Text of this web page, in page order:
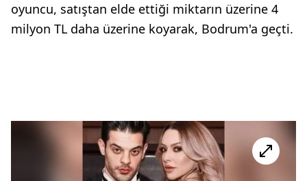
oyuncu, satıştan elde ettiği miktarın üzerine 4
milyon TL daha üzerine koyarak, Bodrum'a geçti.